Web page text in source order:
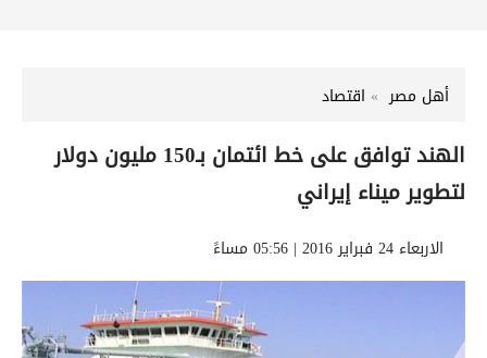
أهل مصر اقتصاد
الهند توافق على خط ائتمان بـ150 مليون دولار
لتطوير ميناء إيراني
الاربعاء 24 فبراير 2016 | 05:56 مساءً